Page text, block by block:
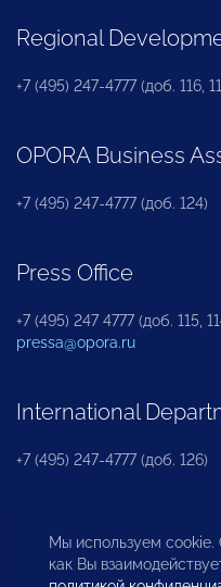
Regional
+7 (495) 247-4777 (доб. 116,
OPORA Business
+7 (495) 247-4777 (доб. 124)
Press Office
+7 (495) 247 4777 (доб. 115,
pressa@opora.ru
International
+7 (495) 247-4777 (доб. 126)
Business and
Department
Мы используем cookie.
как Вы